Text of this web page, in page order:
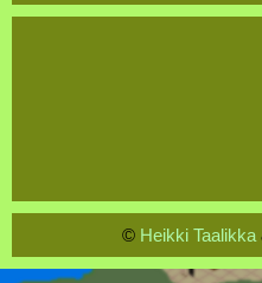
© Heikki Taalikka